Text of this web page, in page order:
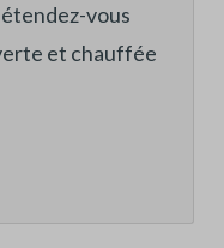
vous
et chauffée